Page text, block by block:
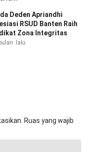
Deden Apriandhi
RSUD Banten Raih
Zona Integritas
lalu
Ruas yang wajib